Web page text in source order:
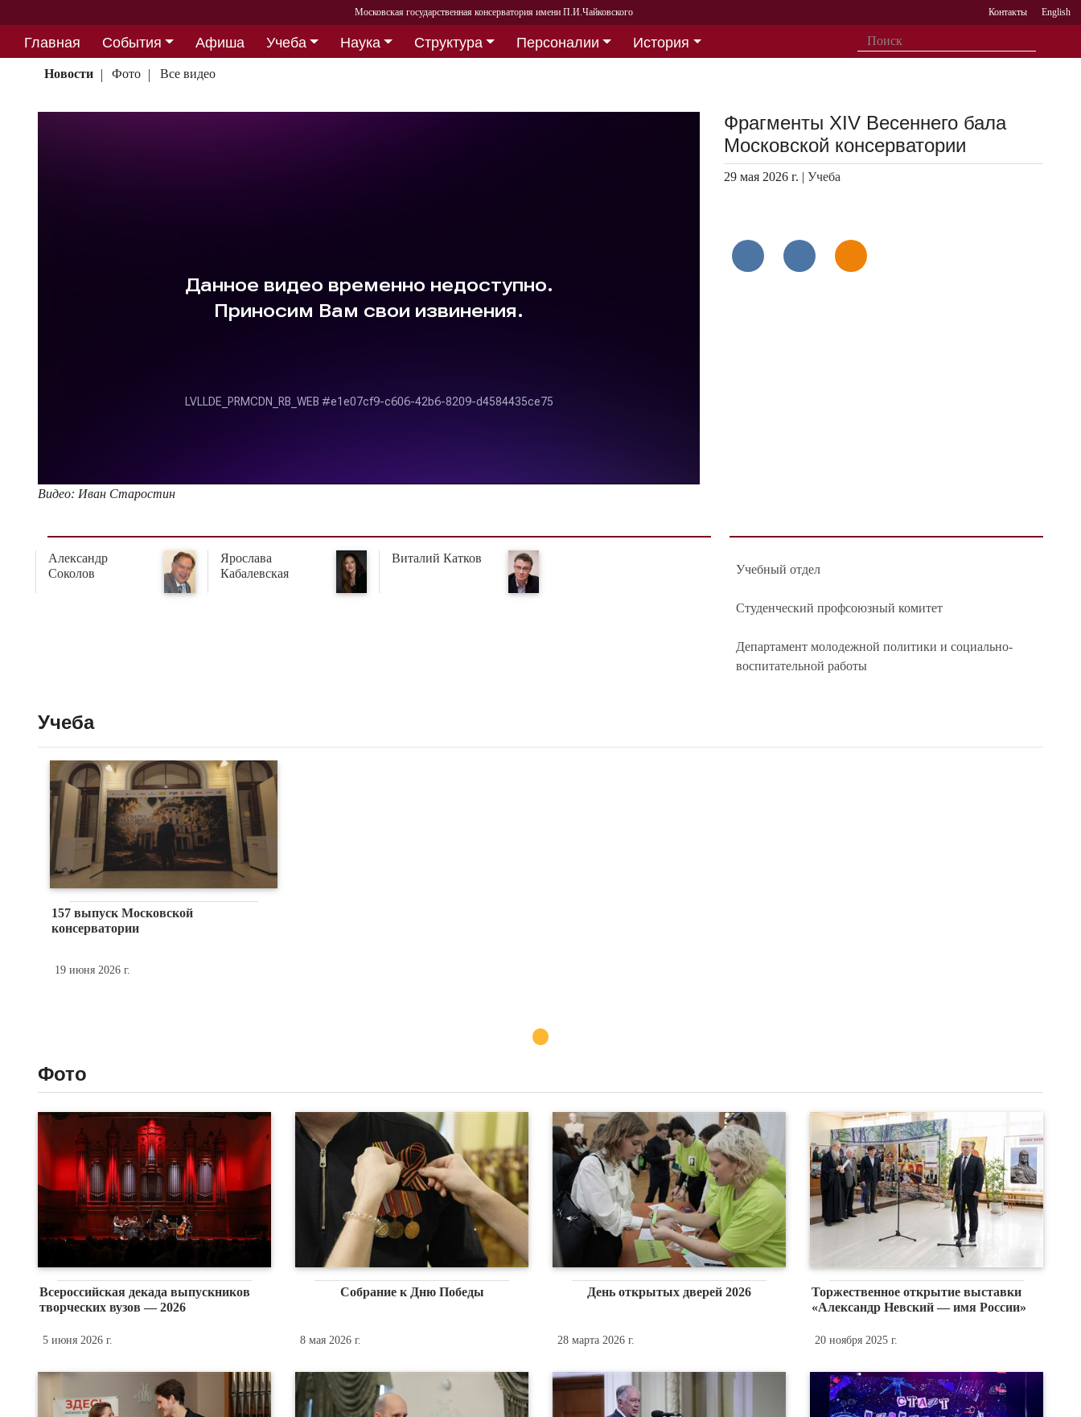
Московская государственная консерватория имени П.И.Чайковского Контакты English
Главная События Афиша Учеба Наука Структура Персоналии
История
Партнерство
Новости Фото Все видео
Видео: Иван Старостин
Фрагменты XIV Весеннего бала
Московской консерватории
29 мая 2026 г. |Учеба
Александр
Соколов
Ярослава
Кабалевская
Виталий Катков
Учебный отдел
Студенческий профсоюзный комитет
Департамент молодежной политики и социально-
воспитательной работы
Учеба
157 выпуск Московской
консерватории
19 июня 2026 г.
Фото
Всероссийская декада выпускников
творческих вузов — 2026
5 июня 2026 г.
Собрание к Дню Победы
8 мая 2026 г.
День открытых дверей 2026
28 марта 2026 г.
Торжественное открытие выставки
«Александр Невский — имя России»
20 ноября 2025 г.